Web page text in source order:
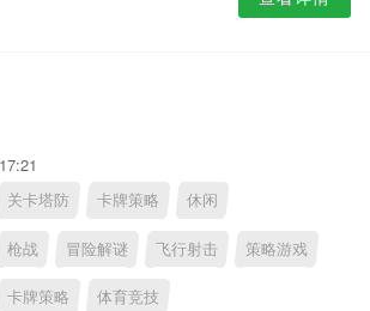
关卡塔防 卡牌策略 休闲
枪战 冒险解谜 飞行射击 策略游戏
卡牌策略 体育竞技